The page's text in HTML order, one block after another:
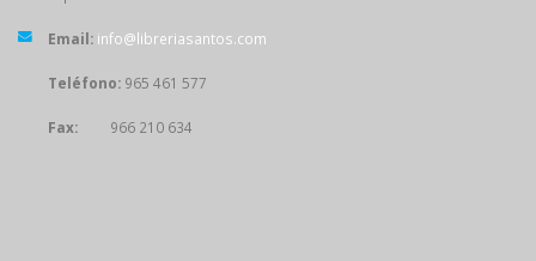
Email: info@libreriasantos.com
Teléfono: 965 461 577
Fax: 966 210 634